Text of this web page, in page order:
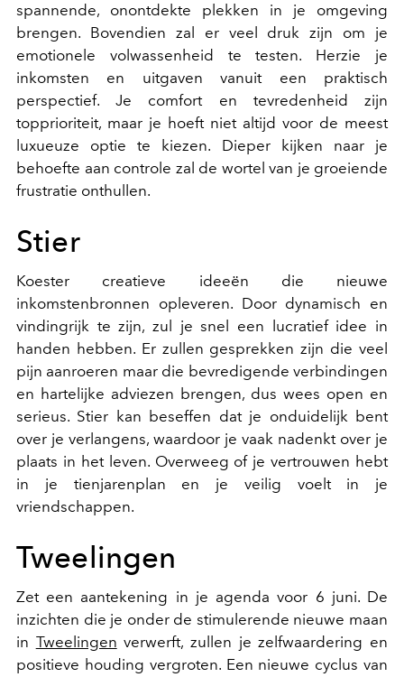
spannende, onontdekte plekken in je omgeving
brengen. Bovendien zal er veel druk zijn om je
emotionele volwassenheid te testen. Herzie je
inkomsten en uitgaven vanuit een praktisch
perspectief. Je comfort en tevredenheid zijn
topprioriteit, maar je hoeft niet altijd voor de meest
luxueuze optie te kiezen. Dieper kijken naar je
behoefte aan controle zal de wortel van je groeiende
frustratie onthullen.
Stier
Koester creatieve ideeën die nieuwe
inkomstenbronnen opleveren. Door dynamisch en
vindingrijk te zijn, zul je snel een lucratief idee in
handen hebben. Er zullen gesprekken zijn die veel
pijn aanroeren maar die bevredigende verbindingen
en hartelijke adviezen brengen, dus wees open en
serieus. Stier kan beseffen dat je onduidelijk bent
over je verlangens, waardoor je vaak nadenkt over je
plaats in het leven. Overweeg of je vertrouwen hebt
in je tienjarenplan en je veilig voelt in je
vriendschappen.
Tweelingen
Zet een aantekening in je agenda voor 6 juni. De
inzichten die je onder de stimulerende nieuwe maan
in Tweelingen verwerft, zullen je zelfwaardering en
positieve houding vergroten. Een nieuwe cyclus van